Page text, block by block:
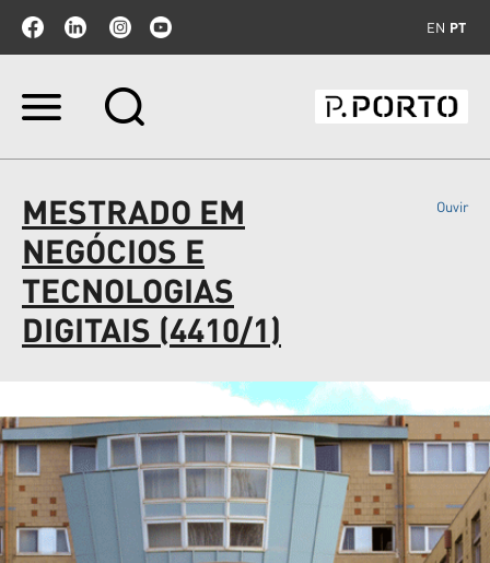
EN PT
Ir
Ir
para
a
navegação
MESTRADO EM
NEGÓCIOS E
TECNOLOGIAS
DIGITAIS (4410/1)
Ouvir